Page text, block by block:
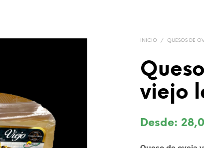
INICIO / QUESOS DE
viejo
Desde: